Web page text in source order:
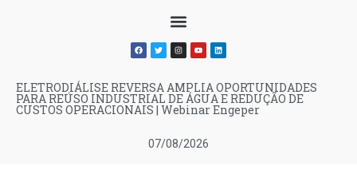
07/08/2026
ELETRODIÁLISE REVERSA AMPLIA OPORTUNIDADES
PARA REÚSO INDUSTRIAL DE ÁGUA E REDUÇÃO DE
CUSTOS OPERACIONAIS | Webinar Engeper